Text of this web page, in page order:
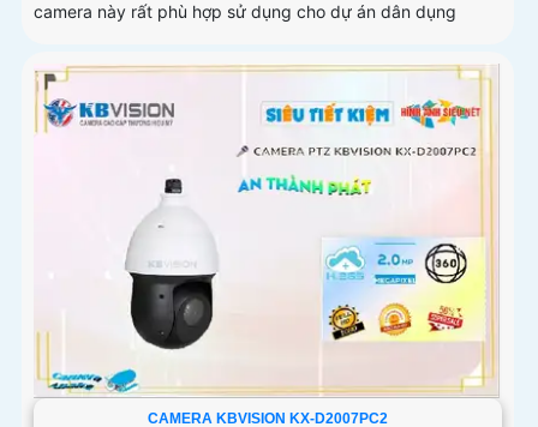
camera này rất phù hợp sử dụng cho dự án dân dụng
CAMERA KBVISION KX-D2007PC2